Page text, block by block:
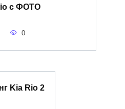
с ФОТО
0
Kia Rio 2